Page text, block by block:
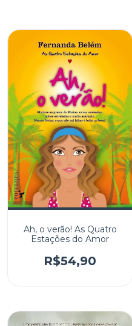
Ah, o verão! As Quatro
Estações do Amor
R$54,90